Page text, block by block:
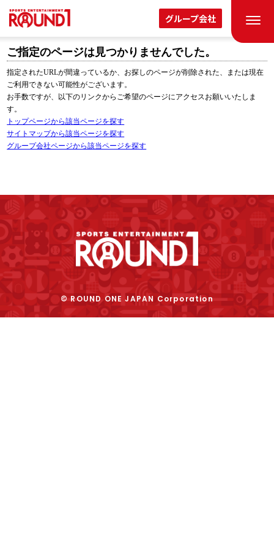
グループ会社
ご指定のページは見つかりませんでした。
指定されたURLが間違っているか、お探しのページが削除された、または現在
ご利用できない可能性がございます。
お手数ですが、以下のリンクからご希望のページにアクセスお願いいたしま
す。
トップページから該当ページを探す
サイトマップから該当ページを探す
グループ会社ページから該当ページを探す
© ROUND ONE JAPAN Corporation